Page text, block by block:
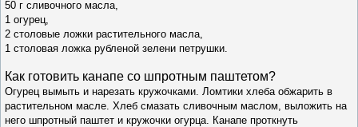
50 г сливочного масла,
1 огурец,
2 столовые ложки растительного масла,
1 столовая ложка рубленой зелени петрушки.
Как готовить канапе со шпротным паштетом?
Огурец вымыть и нарезать кружочками. Ломтики хлеба обжарить в
растительном масле. Хлеб смазать сливочным маслом, выложить на
него шпротный паштет и кружочки огурца. Канапе проткнуть